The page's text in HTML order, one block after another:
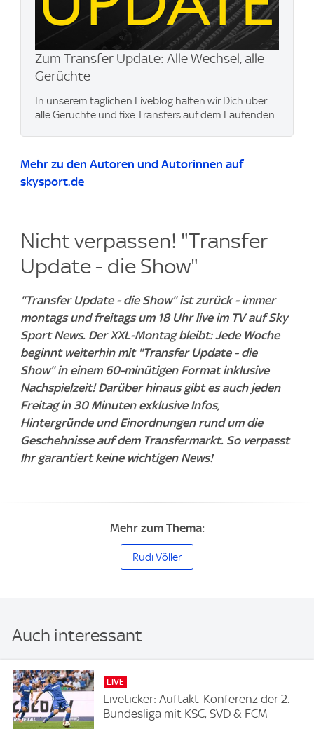
Zum Transfer Update: Alle Wechsel, alle
Gerüchte
In unserem täglichen Liveblog halten wir Dich über
alle Gerüchte und fixe Transfers auf dem Laufenden.
Mehr zu den Autoren und Autorinnen auf
skysport.de
Nicht verpassen! "Transfer
Update - die Show"
"Transfer Update - die Show" ist zurück - immer
montags und freitags um 18 Uhr live im TV auf Sky
Sport News. Der XXL-Montag bleibt: Jede Woche
beginnt weiterhin mit "Transfer Update - die
Show" in einem 60-minütigen Format inklusive
Nachspielzeit! Darüber hinaus gibt es auch jeden
Freitag in 30 Minuten exklusive Infos,
Hintergründe und Einordnungen rund um die
Geschehnisse auf dem Transfermarkt. So verpasst
Ihr garantiert keine wichtigen News!
Mehr zum Thema:
Rudi Völler
Auch interessant
LIVE
Liveticker: Auftakt-Konferenz der 2.
Bundesliga mit KSC, SVD & FCM